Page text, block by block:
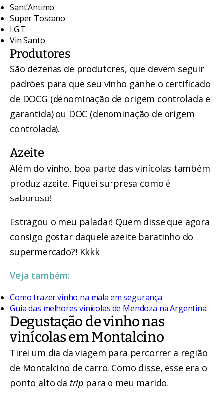
Sant’Antimo
Super Toscano
I.G.T
Vin Santo
Produtores
São dezenas de produtores, que devem seguir
padrões para que seu vinho ganhe o certificado
de DOCG (denominação de origem controlada e
garantida) ou DOC (denominação de origem
controlada).
Azeite
Além do vinho, boa parte das vinícolas também
produz azeite. Fiquei surpresa como é
saboroso!
Estragou o meu paladar! Quem disse que agora
consigo gostar daquele azeite baratinho do
supermercado?! Kkkk
Veja também:
Como trazer vinho na mala em segurança
Guia das melhores vinícolas de Mendoza na Argentina
Degustação de vinho nas
vinícolas em Montalcino
Tirei um dia da viagem para percorrer a região
de Montalcino de carro. Como disse, esse era o
ponto alto da trip para o meu marido.